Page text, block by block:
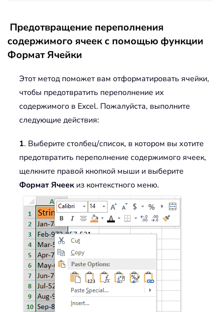
Предотвращение переполнения
содержимого ячеек с помощью функции
Формат Ячейки
Этот метод поможет вам отформатировать ячейки,
чтобы предотвратить переполнение их
содержимого в Excel. Пожалуйста, выполните
следующие действия:
1. Выберите столбец/список, в котором вы хотите
предотвратить переполнение содержимого ячеек,
щелкните правой кнопкой мыши и выберите
Формат Ячеек из контекстного меню.